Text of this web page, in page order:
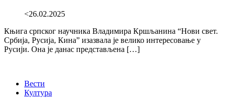
<26.02.2025
Књига српског научника Владимира Кршљанина “Нови свет.
Србија, Русија, Кина” изазвала је велико интересовање у
Русији. Она је данас представљена […]
Вести
Култура